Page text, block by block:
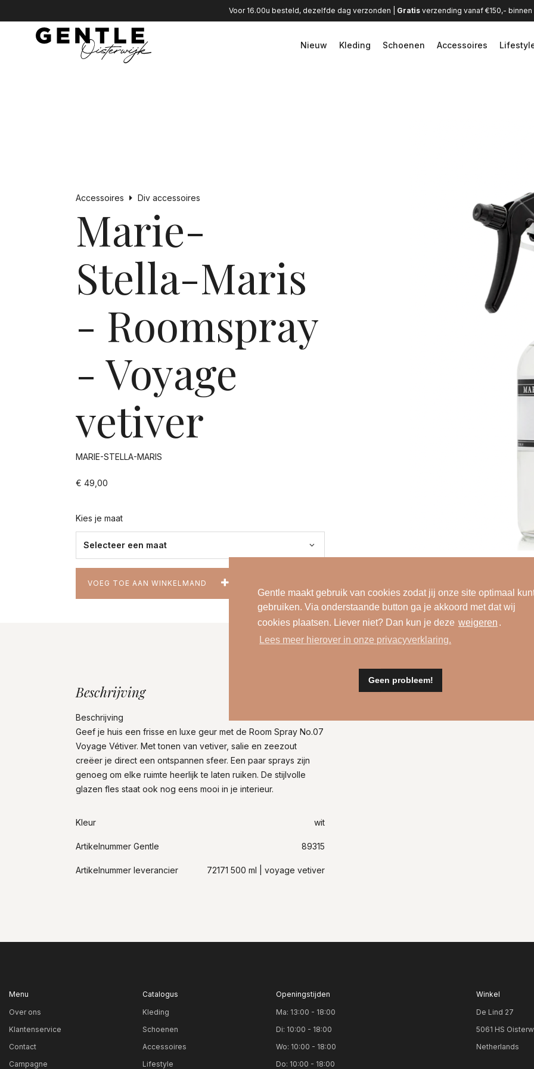
Gentle maakt gebruik van cookies zodat jij onze site optimaal
gebruiken. Via onderstaande button ga je akkoord met dat wij
cookies plaatsen. Liever niet? Dan kun je deze weigeren .
Lees meer hierover in onze privacyverklaring.
Geen probleem!
Voor 16.00u besteld, dezelfde dag verzonden | Gratisverzending vanaf €150,-
Nieuw Kleding Schoenen Accessoires
Accessoires Div accessoires
Marie-
Stella-Maris
- Roomspray
- Voyage
vetiver
MARIE-STELLA-MARIS
€ 49,00
Kies je maat
VOEG TOE AAN WINKELMAND
Beschrijving
Beschrijving
Geef je huis een frisse en luxe geur met de Room Spray No.07
Voyage Vétiver. Met tonen van vetiver, salie en zeezout
creëer je direct een ontspannen sfeer. Een paar sprays zijn
genoeg om elke ruimte heerlijk te laten ruiken. De stijlvolle
glazen fles staat ook nog eens mooi in je interieur.
Kleur wit
Artikelnummer Gentle 89315
Artikelnummer leverancier 72171 500 ml | voyage vetiver
Materiaal
Menu
Over ons
Klantenservice
Contact
Campagne
Catalogus
Kleding
Schoenen
Accessoires
Lifestyle
Openingstijden
Ma: 13:00 - 18:00
Di: 10:00 - 18:00
Wo: 10:00 - 18:00
Do: 10:00 - 18:00
Winkel
De Lind 27
5061 HS
Netherlands